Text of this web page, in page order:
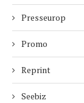
Presseurop
Promo
Reprint
Seebiz